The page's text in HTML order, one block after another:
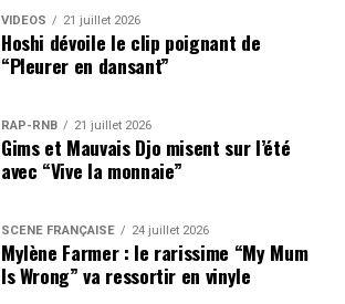
VIDEOS 21 juillet 2026
Hoshi dévoile le clip poignant de
“Pleurer en dansant”
RAP-RNB 21 juillet 2026
Gims et Mauvais Djo misent sur l’été
avec “Vive la monnaie”
SCÈNE FRANÇAISE 24 juillet 2026
Mylène Farmer : le rarissime “My Mum
Is Wrong” va ressortir en vinyle